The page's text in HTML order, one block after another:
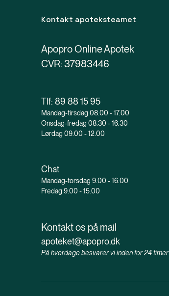
Kontakt apoteksteamet
Apopro Online Apotek
CVR: 37983446
Tlf: 89 88 15 95
Mandag-tirsdag 08.00 - 17.00
Onsdag-fredag 08.30 - 16.30
Lørdag 09.00 - 12.00
Chat
Mandag-torsdag 9.00 - 16.00
Fredag 9.00 - 15.00
Kontakt os på mail
apoteket@apopro.dk
På hverdage besvarer vi inden for 24 timer